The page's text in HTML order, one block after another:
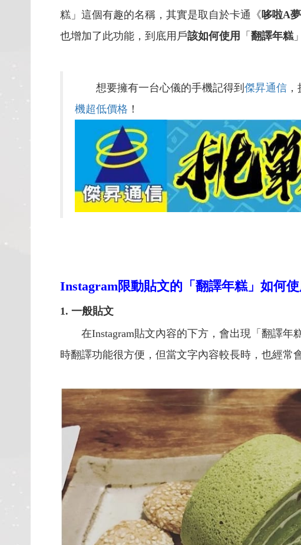
糕」這個有趣的名稱，其實是取自於卡通《哆啦A夢
也增加了此功能，到底用戶該如何使用 「 翻譯年糕」
想要擁有一台心儀的手機記得到 傑昇通信
機超低價格 ！
Instagram限動貼文的「翻譯年糕」如何使
1. 一般貼文
在Instagram貼文內容的下方，會出現「翻譯年
時翻譯功能很方便，但當文字內容較長時，也經常